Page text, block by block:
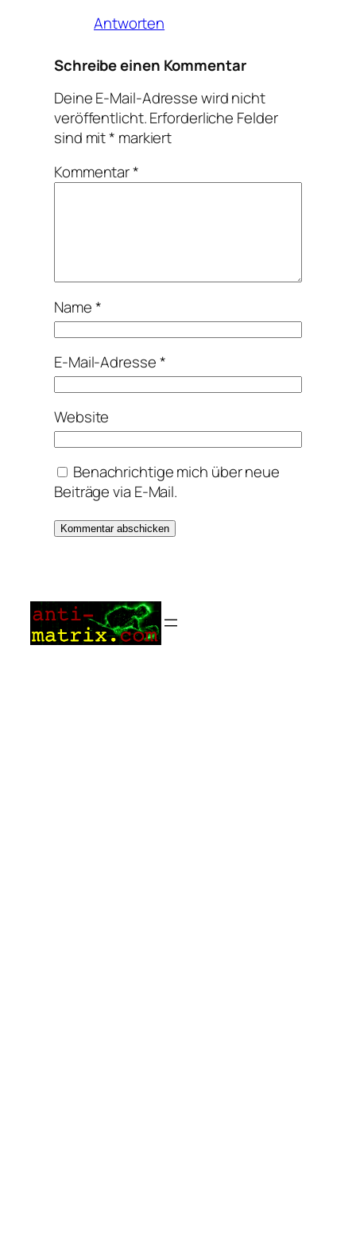
Antworten
Schreibe einen Kommentar
Deine E-Mail-Adresse wird nicht
veröffentlicht.Erforderliche Felder
sind mit* markiert
Kommentar*
Name*
E-Mail-Adresse*
Website
Benachrichtige mich über neue
Beiträge via E-Mail.